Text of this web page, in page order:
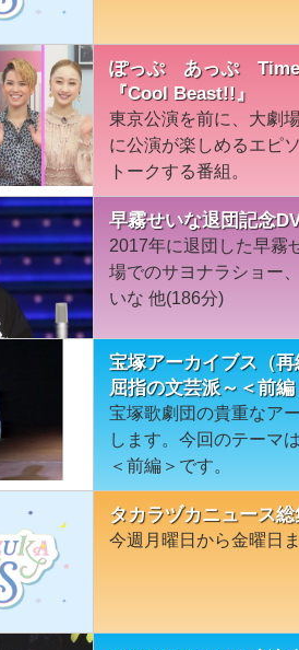
ぽっぷ あっぷ Time
『Cool Beast!!』
東京公演を前に、大劇
に公演が楽しめるエピ
トークする番組。
早霧せいな退団記念
2017年に退団した早霧
場でのサヨナラショー
いな 他(186分)
宝塚アーカイブス（
屈指の文芸派～＜前編
宝塚歌劇団の貴重なア
します。今回のテーマ
＜前編＞です。
タカラヅカニュース総
今週月曜日から金曜日